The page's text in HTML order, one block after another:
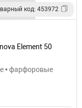
код: 453972
Element 50
• фарфоровые